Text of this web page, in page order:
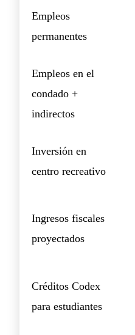
Empleos
permanentes
Empleos en el
condado +
indirectos
Inversión en
centro recreativo
Ingresos fiscales
proyectados
Créditos Codex
para estudiantes